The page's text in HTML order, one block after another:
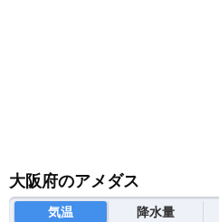
大阪府のアメダス
気温 降水量